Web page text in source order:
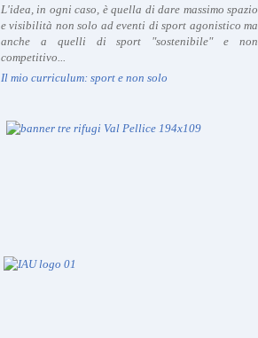
L'idea, in ogni caso, è quella di dare massimo spazio
e visibilità non solo ad eventi di sport agonistico ma
anche a quelli di sport "sostenibile" e non
competitivo...
Il mio curriculum: sport e non solo